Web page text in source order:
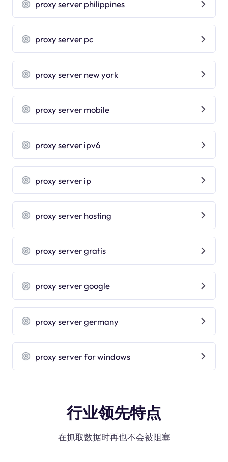
proxy server philippines
proxy server pc
proxy server new york
proxy server mobile
proxy server ipv6
proxy server ip
proxy server hosting
proxy server gratis
proxy server google
proxy server germany
proxy server for windows
行业领先特点
在抓取数据时再也不会被阻塞